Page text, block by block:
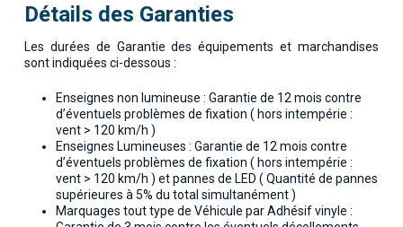
Détails des Garanties
Les durées de Garantie des équipements et marchandises
sont indiquées ci-dessous :
Enseignes non lumineuse : Garantie de 12 mois contre
d’éventuels problèmes de fixation ( hors intempérie :
vent > 120 km/h )
Enseignes Lumineuses : Garantie de 12 mois contre
d’éventuels problèmes de fixation ( hors intempérie :
vent > 120 km/h ) et pannes de LED ( Quantité de pannes
supérieures à 5% du total simultanément )
Marquages tout type de Véhicule par Adhésif vinyle :